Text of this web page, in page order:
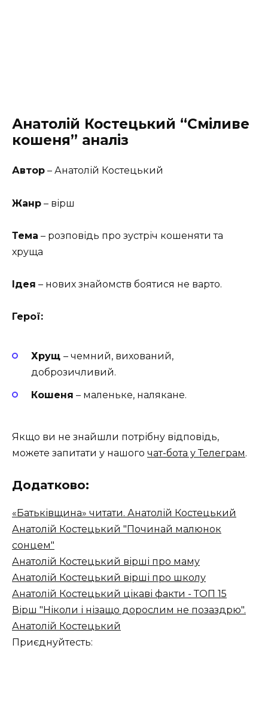
Анатолій Костецький “Сміливе
кошеня” аналіз
Автор – Анатолій Костецький
Жанр – вірш
Тема – розповідь про зустріч кошеняти та
хруща
Ідея – нових знайомств боятися не варто.
Герої:
Хрущ – чемний, вихований,
доброзичливий.
Кошеня – маленьке, налякане.
Якщо ви не знайшли потрібну відповідь,
можете запитати у нашого чат-бота у Телеграм.
Додатково:
«Батьківщина» читати. Анатолій Костецький
Анатолій Костецький "Починай малюнок
сонцем"
Анатолій Костецький вірші про маму
Анатолій Костецький вірші про школу
Анатолій Костецький цікаві факти - ТОП 15
Вірш "Ніколи і нізащо дорослим не позаздрю".
Анатолій Костецький
Приєднуйтесть: